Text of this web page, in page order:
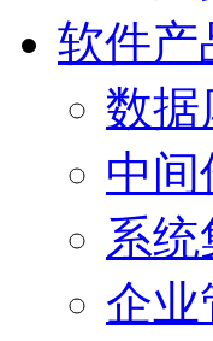
软件产
数据
中间
系统
企业